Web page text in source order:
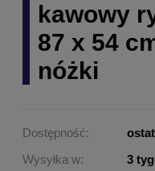
kawowy
87 x 54
nóżki
Dostępność:
Wysyłka w:
3